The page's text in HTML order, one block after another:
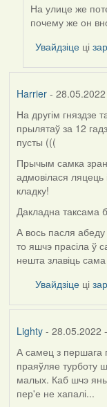
In
reply
to
ZNR
На улице же
почему же он
Увайдзіце ці
Harrier-
На другім гняздзе
прылятаў за 12
пусты (((
Прычым самка
адмовілася ляцець
кладку!
Дакладна таксама
А вось пасля абеду
то яшчэ прасіла ў
нешта злавіць
Увайдзіце ці
Lighty- 28.05.2022
А самец з першага
праяўляе турботу
малых. Каб шчэ яны
пер'е не хапалі...